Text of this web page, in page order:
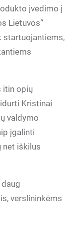
įvedimo į
Lietuvos“
startuojantiems,
itin opių
Kristinai
valdymo
įgalinti
net iškilus
verslininkėms